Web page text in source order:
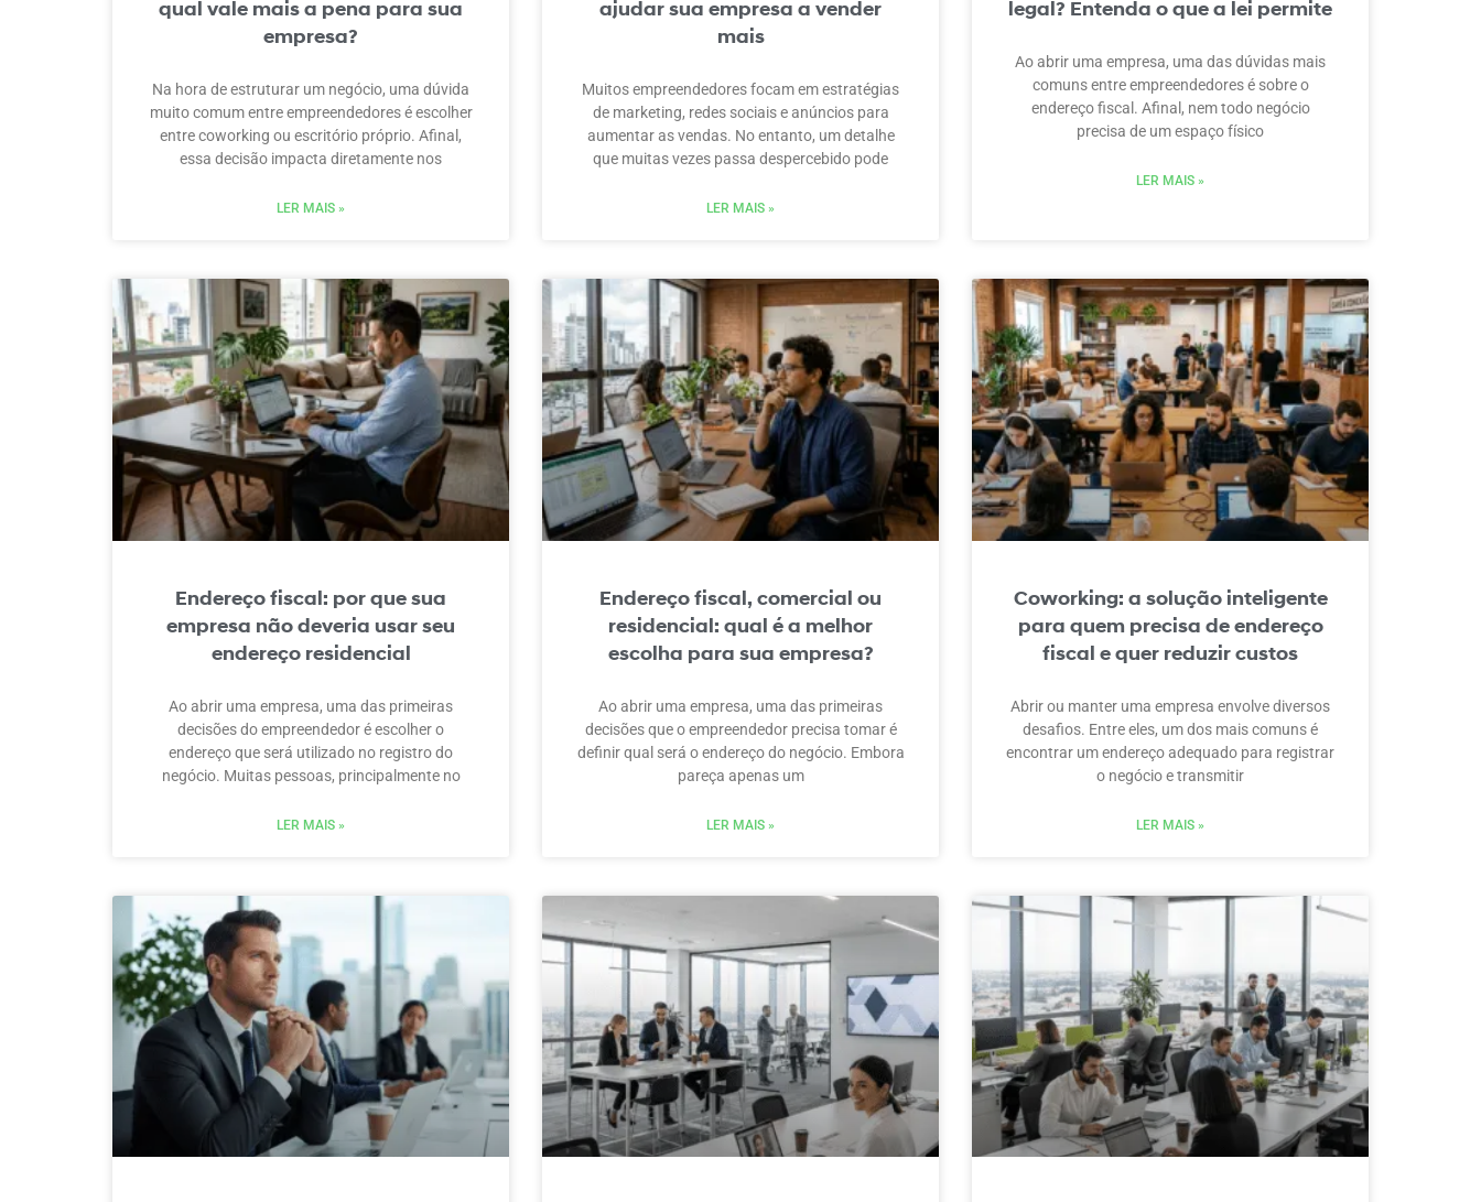
qual vale mais a pena para sua
empresa?
Na hora de estruturar um negócio, uma dúvida
muito comum entre empreendedores é escolher
entre coworking ou escritório próprio. Afinal,
essa decisão impacta diretamente nos
LER MAIS »
ajudar sua empresa a vender
mais
Muitos empreendedores focam em estratégias
de marketing, redes sociais e anúncios para
aumentar as vendas. No entanto, um detalhe
que muitas vezes passa despercebido pode
LER MAIS »
legal? Entenda o que a lei permite
Ao abrir uma empresa, uma das dúvidas mais
comuns entre empreendedores é sobre o
endereço fiscal. Afinal, nem todo negócio
precisa de um espaço físico
LER MAIS »
Endereço fiscal: por que sua
empresa não deveria usar seu
endereço residencial
Ao abrir uma empresa, uma das primeiras
decisões do empreendedor é escolher o
endereço que será utilizado no registro do
negócio. Muitas pessoas, principalmente no
LER MAIS »
Endereço fiscal, comercial ou
residencial: qual é a melhor
escolha para sua empresa?
Ao abrir uma empresa, uma das primeiras
decisões que o empreendedor precisa tomar é
definir qual será o endereço do negócio. Embora
pareça apenas um
LER MAIS »
Coworking: a solução inteligente
para quem precisa de endereço
fiscal e quer reduzir custos
Abrir ou manter uma empresa envolve diversos
desafios. Entre eles, um dos mais comuns é
encontrar um endereço adequado para registrar
o negócio e transmitir
LER MAIS »